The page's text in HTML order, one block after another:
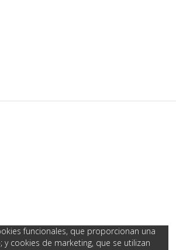
funcionales, que proporcionan una
cookies de marketing, que se utilizan